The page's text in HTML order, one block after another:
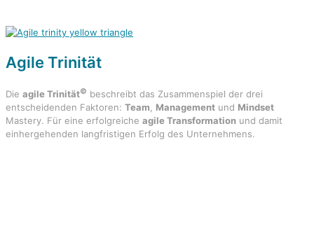
Agile Trinität
Die agile Trinität© beschreibt das Zusammenspiel der drei
entscheidenden Faktoren: Team, Management und Mindset
Mastery. Für eine erfolgreiche agile Transformation und damit
einhergehenden langfristigen Erfolg des Unternehmens.